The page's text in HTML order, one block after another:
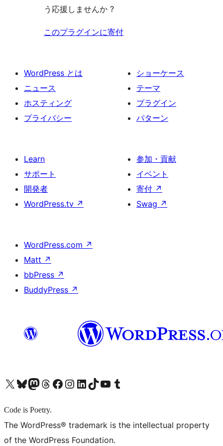
う応援しませんか ?
このプラグインに寄付
WordPress とは
ニュース
ホスティング
プライバシー
ショーケース
テーマ
プラグイン
パターン
Learn
サポート
開発者
WordPress.tv ↗
参加・貢献
イベント
寄付 ↗
Swag ↗
WordPress.com ↗
Matt ↗
bbPress ↗
BuddyPress ↗
X (旧 Twitter) アカウントへBluesky アカウントへMastodon アカウントへThreads アカウントへ Facebook ページへInstagram アカウントへ LinkedIn アカウントへTikTok アカウントへYouTube チャンネルへ Tumblr アカウントへ
Code is Poetry.
The WordPress® trademark is the intellectual property
of the WordPress Foundation.